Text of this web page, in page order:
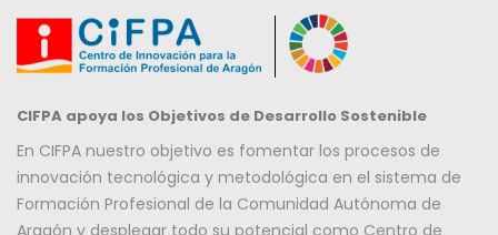
CIFPA apoya los Objetivos de Desarrollo Sostenible
En CIFPA nuestro objetivo es fomentar los procesos de
innovación tecnológica y metodológica en el sistema de
Formación Profesional de la Comunidad Autónoma de